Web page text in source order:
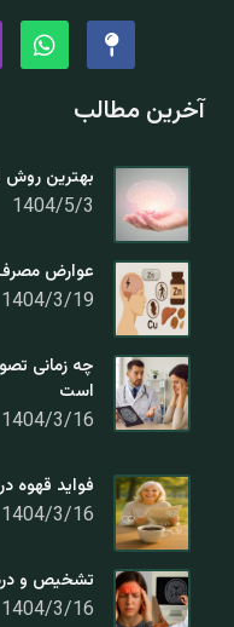
آخرین مطالب
بهترین روش
1404/5/3
عوارض
1404/3/19
چه زمانی
است
1404/3/16
فواید قهوه
1404/3/16
تشخیص و
1404/3/16